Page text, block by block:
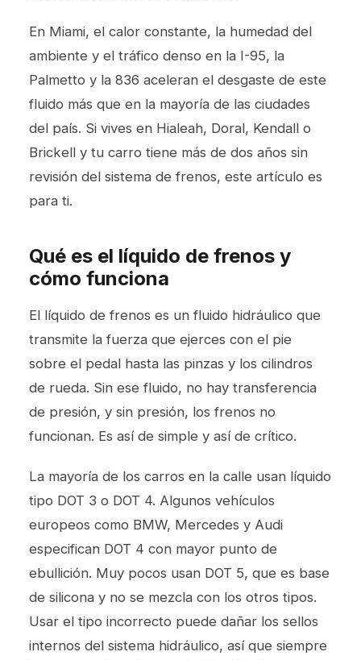
En Miami, el calor constante, la humedad del
ambiente y el tráfico denso en la I-95, la
Palmetto y la 836 aceleran el desgaste de este
fluido más que en la mayoría de las ciudades
del país. Si vives en Hialeah, Doral, Kendall o
Brickell y tu carro tiene más de dos años sin
revisión del sistema de frenos, este artículo es
para ti.
Qué es el líquido de frenos y
cómo funciona
El líquido de frenos es un fluido hidráulico que
transmite la fuerza que ejerces con el pie
sobre el pedal hasta las pinzas y los cilindros
de rueda. Sin ese fluido, no hay transferencia
de presión, y sin presión, los frenos no
funcionan. Es así de simple y así de crítico.
La mayoría de los carros en la calle usan líquido
tipo DOT 3 o DOT 4. Algunos vehículos
europeos como BMW, Mercedes y Audi
especifican DOT 4 con mayor punto de
ebullición. Muy pocos usan DOT 5, que es base
de silicona y no se mezcla con los otros tipos.
Usar el tipo incorrecto puede dañar los sellos
internos del sistema hidráulico, así que siempre